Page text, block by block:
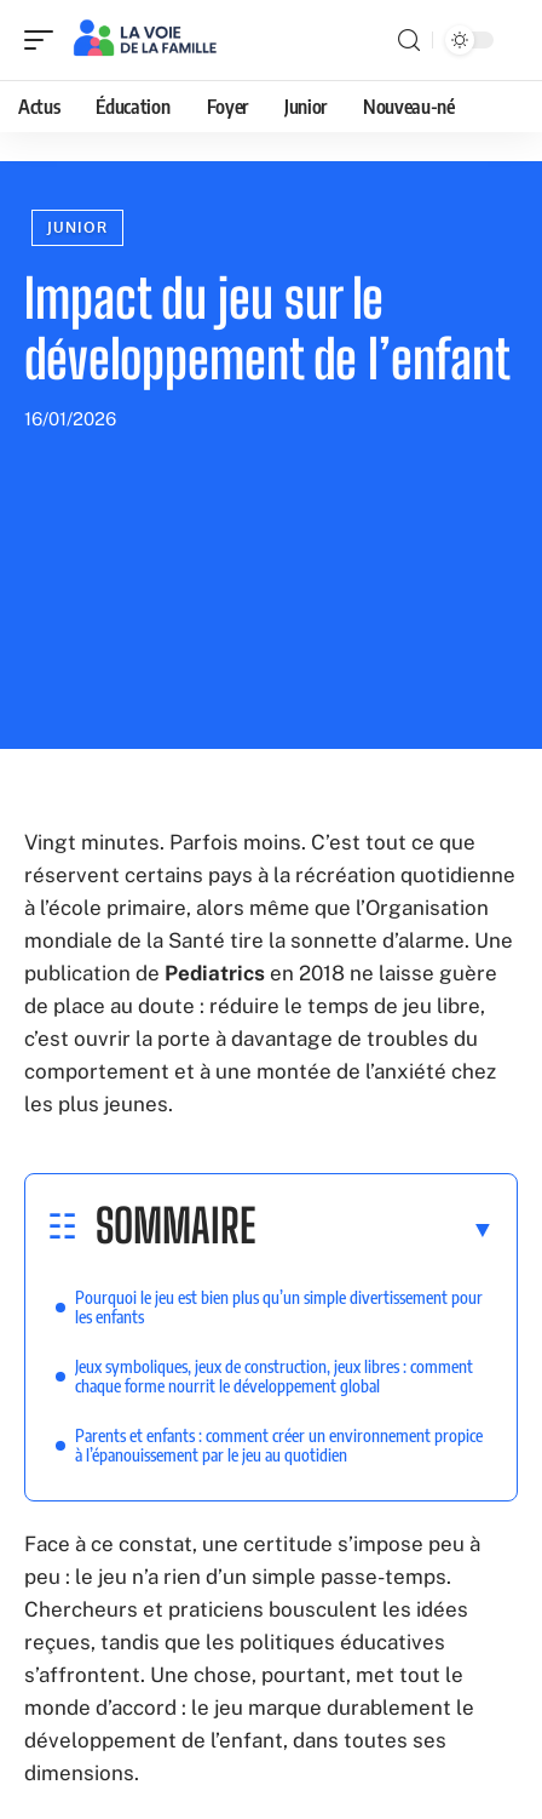
Actus Éducation Foyer Junior Nouveau-né
JUNIOR
Impact du jeu sur le
développement de l’enfant
16/01/2026
Vingt minutes. Parfois moins. C’est tout ce que
réservent certains pays à la récréation quotidienne
à l’école primaire, alors même que l’Organisation
mondiale de la Santé tire la sonnette d’alarme. Une
publication de Pediatrics en 2018 ne laisse guère
de place au doute : réduire le temps de jeu libre,
c’est ouvrir la porte à davantage de troubles du
comportement et à une montée de l’anxiété chez
les plus jeunes.
SOMMAIRE
Pourquoi le jeu est bien plus qu’un simple divertissement pour
les enfants
Jeux symboliques, jeux de construction, jeux libres : comment
chaque forme nourrit le développement global
Parents et enfants : comment créer un environnement propice
à l’épanouissement par le jeu au quotidien
Face à ce constat, une certitude s’impose peu à
peu : le jeu n’a rien d’un simple passe-temps.
Chercheurs et praticiens bousculent les idées
reçues, tandis que les politiques éducatives
s’affrontent. Une chose, pourtant, met tout le
monde d’accord : le jeu marque durablement le
développement de l’enfant, dans toutes ses
dimensions.